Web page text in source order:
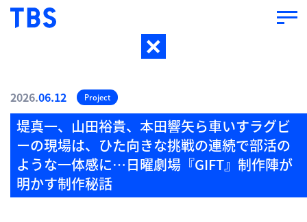
2026.06.12 Project
堤真一、山田裕貴、本田響矢ら車いすラグビ
ーの現場は、ひた向きな挑戦の連続で部活の
ような一体感に…日曜劇場『GIFT』制作陣が
明かす制作秘話